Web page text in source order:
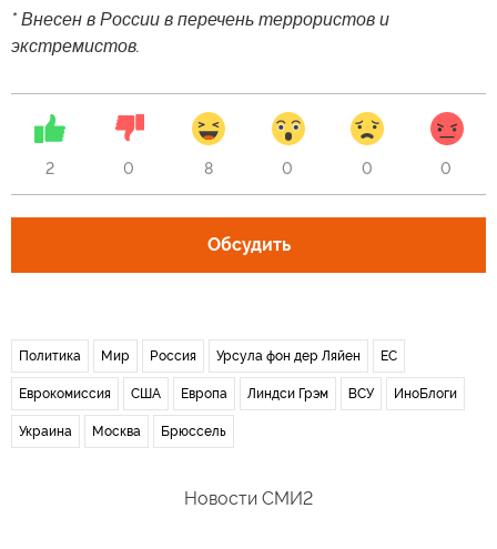
* Внесен в России в перечень террористов и
экстремистов.
2 0 8 0 0 0
Обсудить
Политика Мир Россия Урсула фон дер Ляйен ЕС
Еврокомиссия США Европа Линдси Грэм ВСУ ИноБлоги
Украина Москва Брюссель
Новости СМИ2